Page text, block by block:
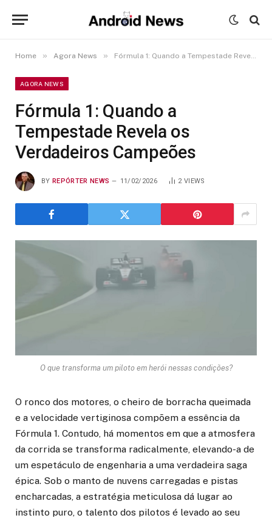
Home » Agora News » Fórmula 1: Quando a Tempestade Revela os Verdadeiros Campeões
AGORA NEWS
Fórmula 1: Quando a
Tempestade Revela os
Verdadeiros Campeões
BY REPÓRTER NEWS 11/02/2026 2 VIEWS
O que transforma um piloto em herói nessas condições?
O ronco dos motores, o cheiro de borracha queimada
e a velocidade vertiginosa compõem a essência da
Fórmula 1. Contudo, há momentos em que a atmosfera
da corrida se transforma radicalmente, elevando-a de
um espetáculo de engenharia a uma verdadeira saga
épica. Sob o manto de nuvens carregadas e pistas
encharcadas, a estratégia meticulosa dá lugar ao
instinto puro, o talento dos pilotos é levado ao seu